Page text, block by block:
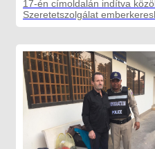
17-én címoldalán indítva
Szeretetszolgálat